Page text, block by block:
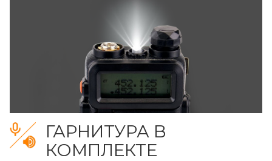
ГАРНИТУРА В
КОМПЛЕКТЕ